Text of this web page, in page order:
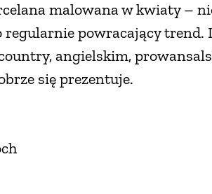
malowana w kwiaty –
powracający trend.
angielskim,
się prezentuje.